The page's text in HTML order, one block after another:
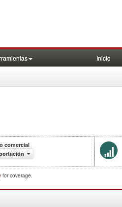
Inicio
comercial
for coverage.